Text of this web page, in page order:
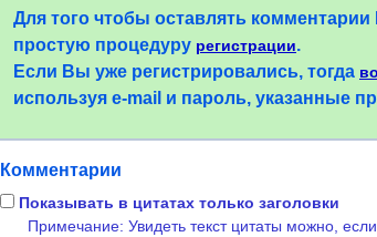
Для того чтобы оставлять
простую процедуру регистрации.
Если Вы уже регистрировались, тогда
используя e-mail и пароль, указанные
Комментарии
Показывать в цитатах только заголовки
Примечание: Увидеть текст цитаты можно, если